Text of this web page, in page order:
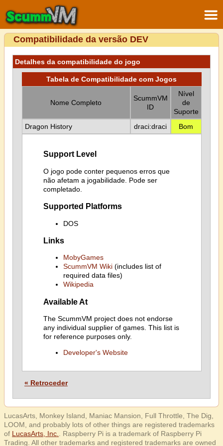
Compatibilidade da versão DEV
Detalhes da compatibilidade do jogo
Tabela de Compatibilidade com Jogos
Nome Completo
ScummVM
ID
Nível
de
Suporte
Dragon History
draci:draci Bom
Support Level
O jogo pode conter pequenos erros que
não afetam a jogabilidade. Pode ser
completado.
Supported Platforms
DOS
Links
MobyGames
ScummVM Wiki(includes list of
required data files)
Wikipedia
Available At
The ScummVM project does not endorse
any individual supplier of games. This list is
for reference purposes only.
Developer's Website
« Retroceder
LucasArts, Monkey Island, Maniac Mansion, Full Throttle, The Dig,
LOOM, and probably lots of other things are registered trademarks
of LucasArts, Inc.
. Raspberry Pi is a trademark of Raspberry Pi
Trading. All other trademarks and registered trademarks are owned